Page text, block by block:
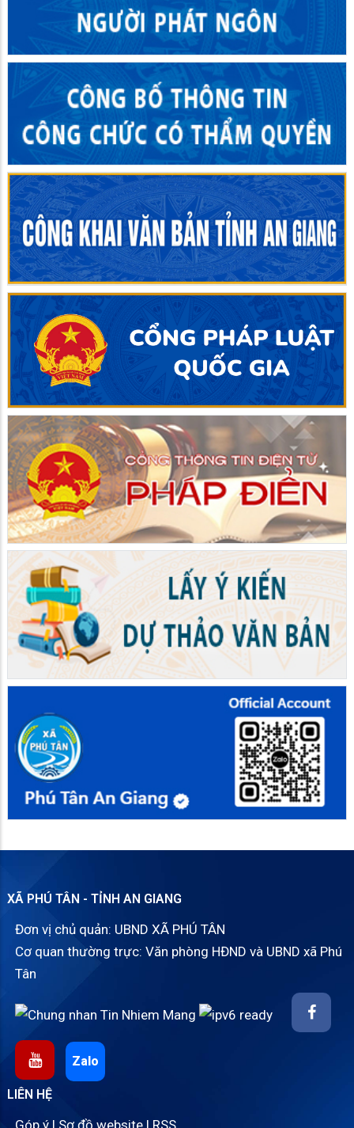
XÃ PHÚ TÂN - TỈNH AN GIANG
Đơn vị chủ quản: UBND XÃ PHÚ TÂN
Cơ quan thường trực: Văn phòng HĐND và UBND xã Phú
Tân
Zalo
LIÊN HỆ